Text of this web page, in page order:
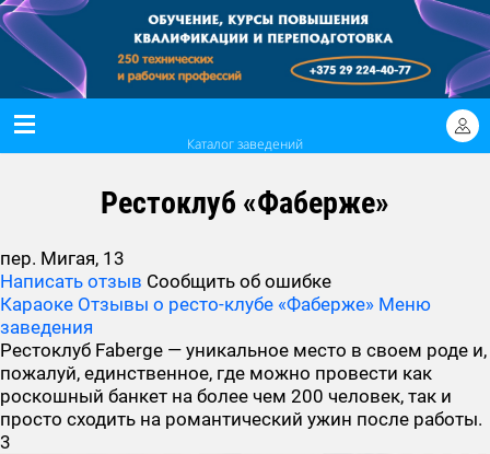
Каталог заведений
Рестоклуб «Фаберже»
пер. Мигая, 13
Написать отзыв Сообщить об ошибке
Караоке Отзывы о ресто-клубе «Фаберже» Меню
заведения
Рестоклуб Faberge — уникальное место в своем роде и,
пожалуй, единственное, где можно провести как
роскошный банкет на более чем 200 человек, так и
просто сходить на романтический ужин после работы.
3